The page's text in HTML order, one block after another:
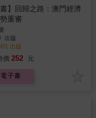
書】回歸之路：澳門經濟
重審
出版
出版
價 252 元
電子書